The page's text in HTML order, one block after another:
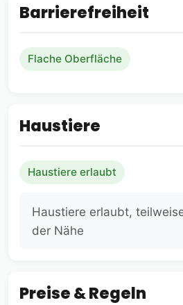
Barrierefreiheit
Flache Oberfläche
Haustiere
Haustiere erlaubt
Haustiere erlaubt,
der Nähe
Preise & Regeln